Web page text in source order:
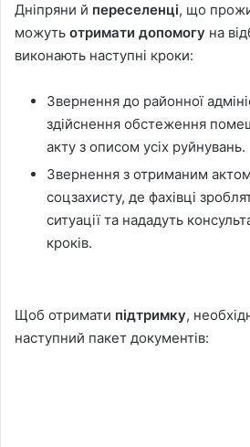
Дніпряни й переселенці, що
можуть отримати допомогу на
виконають наступні кроки:
Звернення до районної
здійснення обстеження
акту з описом усіх руйнувань.
Звернення з отриманим
соцзахисту, де фахівці
ситуації та нададуть
кроків.
Щоб отримати підтримку,
наступний пакет документів: